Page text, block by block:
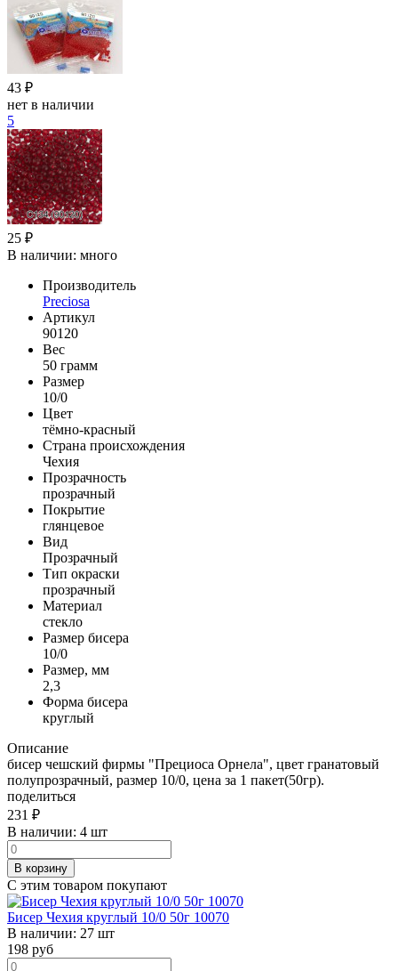
43 ₽
нет в наличии
5
25 ₽
В наличии: много
Производитель
Preciosa
Артикул
90120
Вес
50 грамм
Размер
10/0
Цвет
тёмно-красный
Страна происхождения
Чехия
Прозрачность
прозрачный
Покрытие
глянцевое
Вид
Прозрачный
Тип окраски
прозрачный
Материал
стекло
Размер бисера
10/0
Размер, мм
2,3
Форма бисера
круглый
Описание
бисер чешский фирмы "Прециоса Орнела", цвет гранатовый
полупрозрачный, размер 10/0, цена за 1 пакет(50гр).
поделиться
231 ₽
В наличии: 4 шт
В корзину
С этим товаром покупают
Бисер Чехия круглый 10/0 50г 10070
В наличии: 27 шт
198 руб